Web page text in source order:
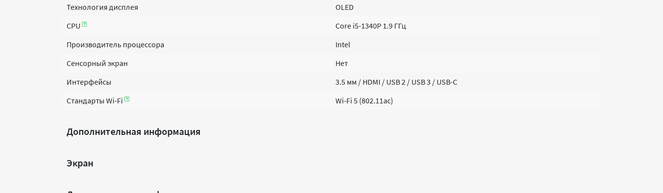
Технология дисплея
OLED
CPU
Core i5-1340P 1.9 ГГц
Производитель процессора
Intel
Сенсорный экран
Нет
Интерфейсы
3.5 мм / HDMI / USB 2 / USB 3 / USB-C
Стандарты Wi-Fi
Wi-Fi 5 (802.11ac)
Дополнительная информация
Экран